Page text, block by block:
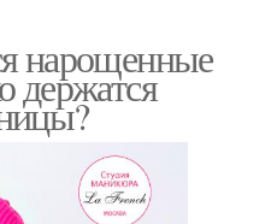
нарощенные
держатся